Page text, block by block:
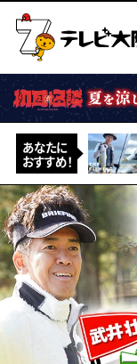
あなたに
おすすめ！